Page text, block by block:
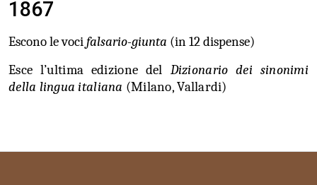
1867
Escono le vocifalsario-giunta (in 12 dispense)
Esce l’ultima edizione del Dizionario dei sinonimi
della lingua italiana (Milano, Vallardi)